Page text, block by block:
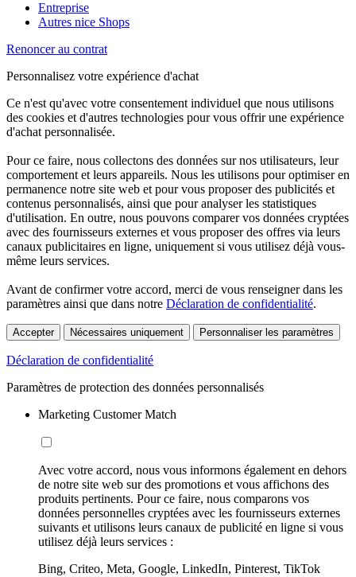
Entreprise
Autres nice Shops
Renoncer au contrat
Personnalisez votre expérience d'achat
Ce n'est qu'avec votre consentement individuel que nous utilisons
des cookies et d'autres technologies pour vous offrir une expérience
d'achat personnalisée.
Pour ce faire, nous collectons des données sur nos utilisateurs, leur
comportement et leurs appareils. Nous les utilisons pour optimiser en
permanence notre site web et pour vous proposer des publicités et
contenus personnalisés, ainsi que pour analyser les statistiques
d'utilisation. En outre, nous pouvons comparer vos données cryptées
avec des fournisseurs externes et vous proposer des offres via leurs
canaux publicitaires en ligne, uniquement si vous utilisez déjà vous-
même leurs services.
Avant de confirmer votre accord, merci de vous renseigner dans les
paramètres ainsi que dans notre Déclaration de confidentialité.
Accepter Nécessaires uniquement Personnaliser les paramètres
Déclaration de confidentialité
Paramètres de protection des données personnalisés
Marketing Customer Match
Avec votre accord, nous vous informons également en dehors
de notre site web sur des promotions et vous affichons des
produits pertinents. Pour ce faire, nous comparons vos
données personnelles cryptées avec les fournisseurs externes
suivants et utilisons leurs canaux de publicité en ligne si vous
utilisez déjà leurs services :
Bing, Criteo, Meta, Google, LinkedIn, Pinterest, TikTok